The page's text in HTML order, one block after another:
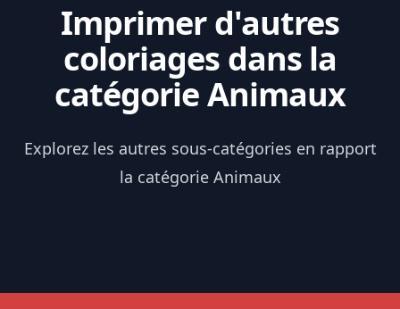
Imprimer d'autres
coloriages dans la
catégorie Animaux
Explorez les autres sous-catégories en rapport
la catégorie Animaux